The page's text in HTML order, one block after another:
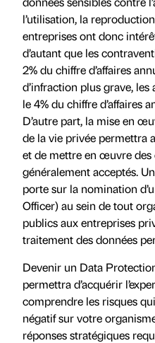
l’utilisation, la
entreprises ont donc
d’autant que les
2% du chiffre d’affaires
d’infraction plus grave,
le 4% du chiffre d’affaires
D’autre part, la mise en
de la vie privée permettra
et de mettre en œuvre des
généralement acceptés.
porte sur la nomination
Officer) au sein de tout
publics aux entreprises
traitement des données
Devenir un Data
permettra d’acquérir
comprendre les risques
négatif sur votre
réponses stratégiques